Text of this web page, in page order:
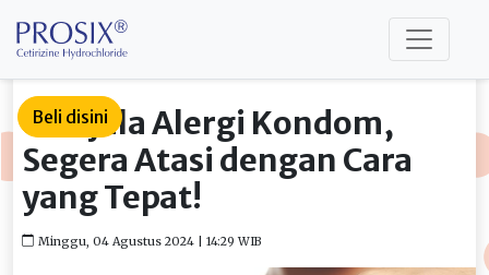
Beli disini
8 Gejala Alergi Kondom,
Segera Atasi dengan Cara
yang Tepat!
Minggu, 04 Agustus 2024 | 14:29 WIB